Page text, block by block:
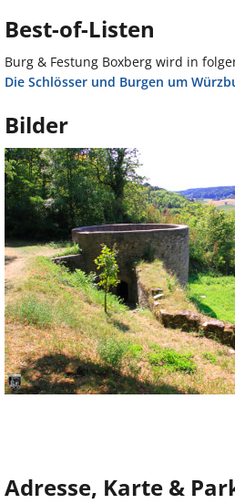
Best-of-Listen
Burg & Festung Boxberg wird in
Die Schlösser und Burgen um
Bilder
Adresse, Karte &